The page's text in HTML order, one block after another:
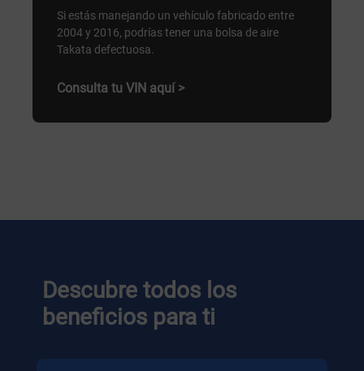
Si estás manejando un vehículo fabricado entre
2004 y 2016, podrías tener una bolsa de aire
Takata defectuosa.
Consulta tu VIN aquí >
Descubre todos los
beneficios para ti